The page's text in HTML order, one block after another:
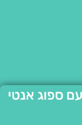
ספוג אנטי